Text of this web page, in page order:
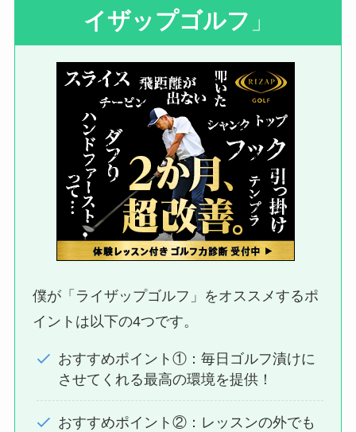
イザップゴルフ 」
僕が「ライザップゴルフ」をオススメするポ
イントは以下の4つです。
おすすめポイント①：毎日ゴルフ漬けに
させてくれる最高の環境を提供！
おすすめポイント②：レッスンの外でも